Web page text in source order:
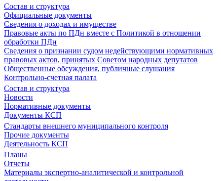
Состав и структура
Официальные документы
Сведения о доходах и имуществе
Правовые акты по ПДн вместе с Политикой в отношении
обработки ПДн
Сведения о признании судом недействующими нормативных
правовых актов, принятых Советом народных депутатов
Общественные обсуждения, публичные слушания
Контрольно-счетная палата
Состав и структура
Новости
Нормативные документы
Документы КСП
Стандарты внешнего муниципального контроля
Прочие документы
Деятельность КСП
Планы
Отчеты
Материалы экспертно-аналитической и контрольной